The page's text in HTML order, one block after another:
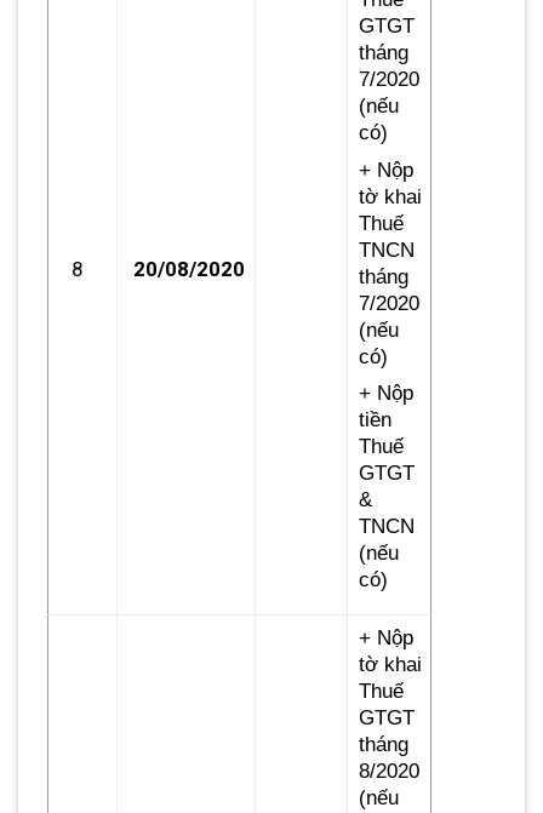
8 20/08/2020
GTGT
tháng
7/2020
(nếu
có)
+ Nộp
tờ khai
Thuế
TNCN
tháng
7/2020
(nếu
có)
+ Nộp
tiền
Thuế
GTGT
&
TNCN
(nếu
có)
+ Nộp
tờ khai
Thuế
GTGT
tháng
8/2020
(nếu